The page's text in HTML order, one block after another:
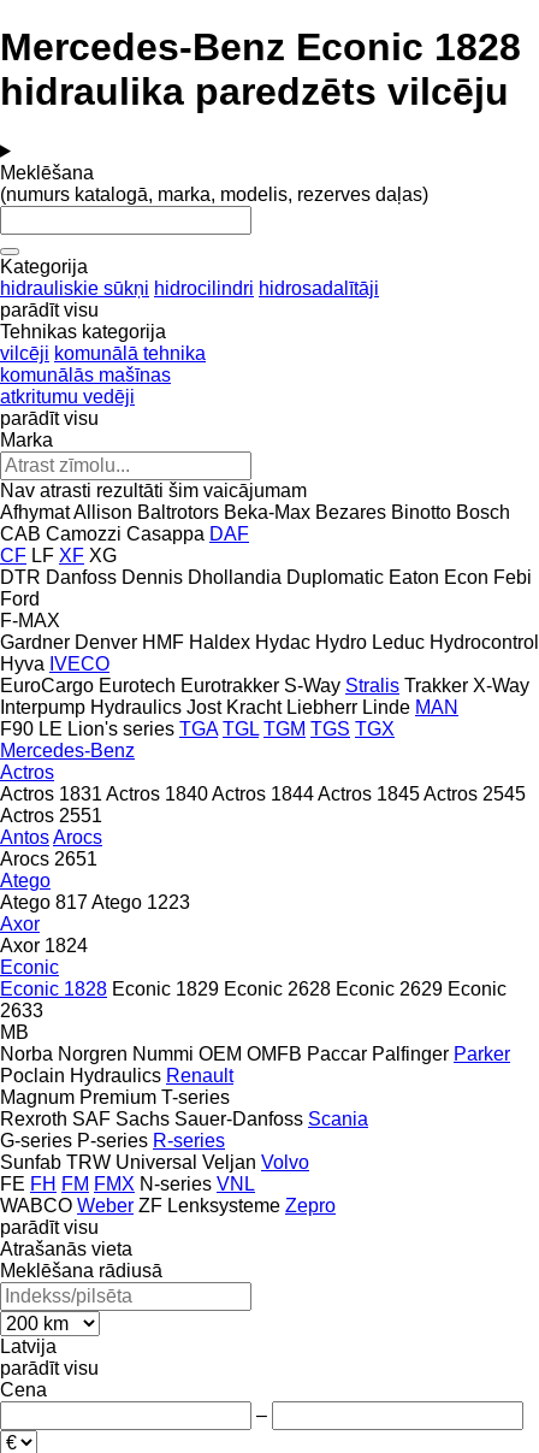
Mercedes-Benz Econic 1828
hidraulika paredzēts vilcēju
Meklēšana
(numurs katalogā, marka, modelis, rezerves daļas)
Kategorija
hidrauliskie sūkņi hidrocilindri hidrosadalītāji
parādīt visu
Tehnikas kategorija
vilcēji komunālā tehnika
komunālās mašīnas
atkritumu vedēji
parādīt visu
Marka
Nav atrasti rezultāti šim vaicājumam
AfhymatAllison Baltrotors Beka-Max Bezares Binotto Bosch
CAB Camozzi Casappa DAF
CF LF XF XG
DTR Danfoss Dennis Dhollandia Duplomatic Eaton Econ Febi
Ford
F-MAX
Gardner Denver HMF Haldex Hydac Hydro Leduc Hydrocontrol
Hyva IVECO
EuroCargo Eurotech Eurotrakker S-Way Stralis Trakker X-Way
Interpump Hydraulics Jost Kracht Liebherr Linde MAN
F90 LE Lion's series TGA TGL TGM TGS TGX
Mercedes-Benz
Actros
Actros 1831 Actros 1840Actros 1844Actros 1845Actros 2545
Actros 2551
AntosArocs
Arocs 2651
Atego
Atego 817Atego 1223
Axor
Axor 1824
Econic
Econic 1828 Econic 1829 Econic 2628 Econic 2629 Econic
2633
MB
Norba Norgren Nummi OEM OMFB Paccar Palfinger Parker
Poclain Hydraulics Renault
Magnum Premium T-series
Rexroth SAF Sachs Sauer-Danfoss Scania
G-series P-series R-series
Sunfab TRW Universal Veljan Volvo
FE FH FM FMX N-series VNL
WABCO Weber ZF Lenksysteme Zepro
parādīt visu
Atrašanās vieta
Meklēšana rādiusā
Latvija
parādīt visu
Cena
–